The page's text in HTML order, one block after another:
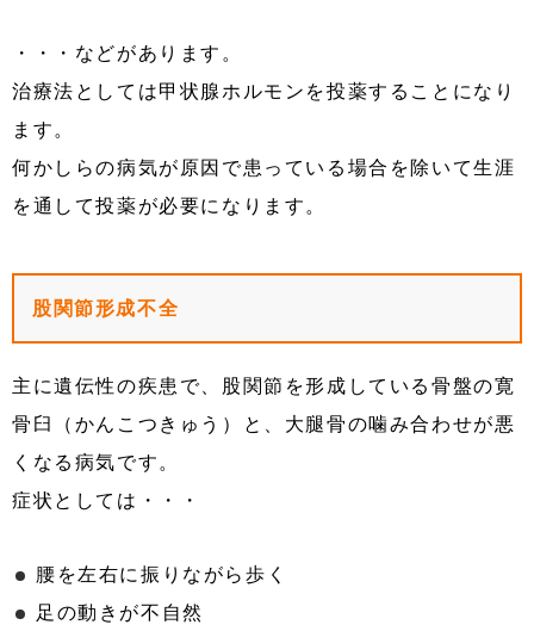
・・・などがあります。
治療法としては甲状腺ホルモンを投薬することになり
ます。
何かしらの病気が原因で患っている場合を除いて生涯
を通して投薬が必要になります。
股関節形成不全
主に遺伝性の疾患で、股関節を形成している骨盤の寛
骨臼（かんこつきゅう）と、大腿骨の噛み合わせが悪
くなる病気です。
症状としては・・・
腰を左右に振りながら歩く
足の動きが不自然